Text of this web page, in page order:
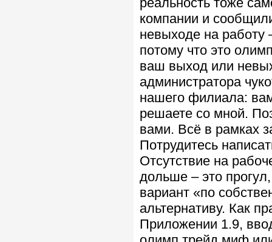
компании и
невыходе на работу
потому что это
ваш выход или
администратора
нашего филиала:
решаете со мной.
вами. Всё в рамках
Потрудитесь
Отсутствие на
дольше – это
вариант «по
альтернативу. Как
Приложении 1.9,